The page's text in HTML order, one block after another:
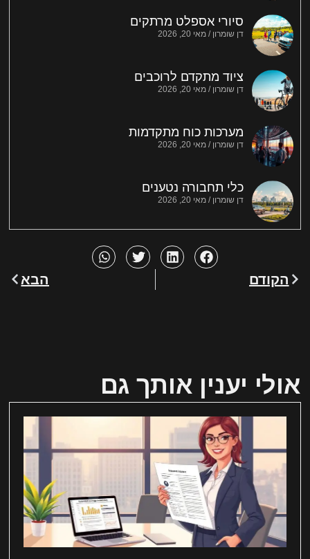
סיורי אספלט מרתקים
דן שומרון מאי 20, 2026
ציוד מתקדם לרוכבים
דן שומרון מאי 20, 2026
מערכות כוח מתקדמות
דן שומרון מאי 20, 2026
כלי תחבורה נטענים
דן שומרון מאי 20, 2026
הקודם הבא
אולי יענין אותך גם